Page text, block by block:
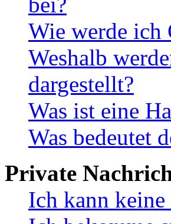
Wie werde ich
Weshalb
dargestellt?
Was ist eine
Was bedeutet
Private
Ich kann